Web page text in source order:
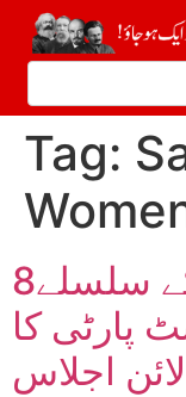
Tag:
8مارچ کی تیاریوں کے سلسلے
پارٹی کا
اجلاس